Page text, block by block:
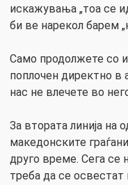
искажувања „тоа се
би ве нарекол барем
Само продолжете со
поплочен директно
нас не влечете во
За втората линија
македонските
друго време. Сега се
треба да се